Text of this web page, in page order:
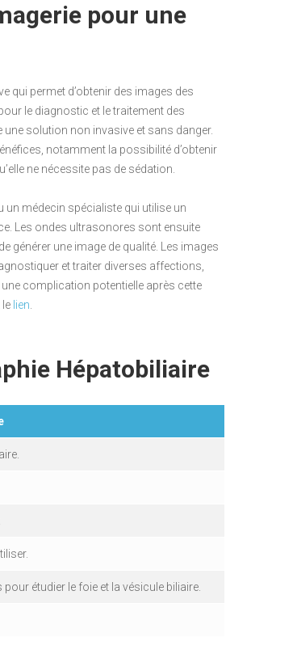
pour une
qui permet d’obtenir des images des
le diagnostic et le traitement des
solution non invasive et sans danger.
notamment la possibilité d’obtenir
ne nécessite pas de sédation.
un médecin spécialiste qui utilise un
Les ondes ultrasonores sont ensuite
générer une image de qualité. Les images
et traiter diverses affections,
une complication potentielle après cette
lien
Hépatobiliaire
étudier le foie et la vésicule biliaire.